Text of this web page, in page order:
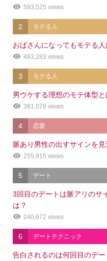
593,525 views
2 モテる人
おばさんになってもモテる人
483,283 views
3 モテる人
男ウケする理想のモテ体型と
381,078 views
4 恋愛
脈あり男性の出すサインを
255,915 views
5 デート
3回目のデートは脈アリのサ
は？
240,672 views
6 デートテクニック
告白されるのは何回目のデ